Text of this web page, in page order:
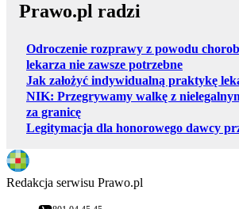
Prawo.pl radzi
Odroczenie rozprawy z powodu
lekarza nie zawsze potrzebne
Jak założyć indywidualną praktykę
NIK: Przegrywamy walkę z
za granicę
Legitymacja dla honorowego dawcy
Redakcja serwisu Prawo.pl